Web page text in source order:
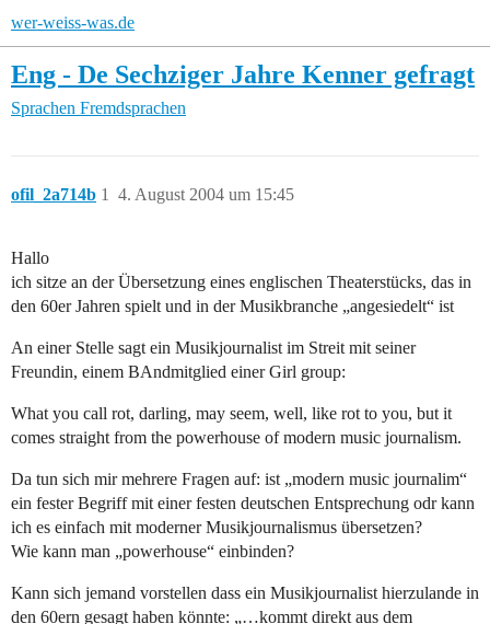
wer-weiss-was.de
Eng - De Sechziger Jahre Kenner gefragt
Sprachen Fremdsprachen
ofil_2a714b 4. August 2004 um 15:45
1
Hallo
ich sitze an der Übersetzung eines englischen Theaterstücks, das in
den 60er Jahren spielt und in der Musikbranche „angesiedelt“ ist
An einer Stelle sagt ein Musikjournalist im Streit mit seiner
Freundin, einem BAndmitglied einer Girl group:
What you call rot, darling, may seem, well, like rot to you, but it
comes straight from the powerhouse of modern music journalism.
Da tun sich mir mehrere Fragen auf: ist „modern music journalim“
ein fester Begriff mit einer festen deutschen Entsprechung odr kann
ich es einfach mit moderner Musikjournalismus übersetzen?
Wie kann man „powerhouse“ einbinden?
Kann sich jemand vorstellen dass ein Musikjournalist hierzulande in
den 60ern gesagt haben könnte: „…kommt direkt aus dem